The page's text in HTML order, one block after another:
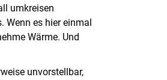
umkreisen
Wenn es hier einmal
Wärme. Und
unvorstellbar,